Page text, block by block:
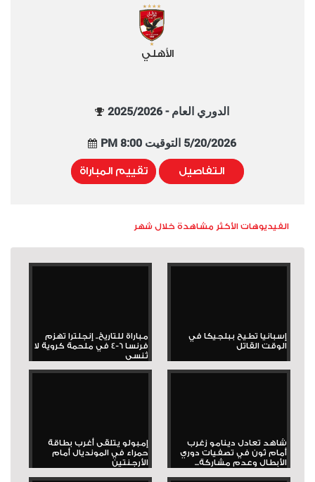
الأهلي
الدوري العام - 2025/2026
5/20/2026 التوقيت 8:00 PM
التفاصيل تقييم المباراة
الفيديوهات الأكثر مشاهدة خلال شهر
إسبانيا تطيح ببلجيكا في
الوقت القاتل
مباراة للتاريخ.. إنجلترا تهزم
فرنسا 6-4 في ملحمة كروية لا
تُنسى
شاهد تعادل دينامو زغرب
أمام ثون في تصفيات دوري
الأبطال وعدم مشاركة...
إمبولو يتلقى أغرب بطاقة
حمراء في المونديال أمام
الأرجنتين